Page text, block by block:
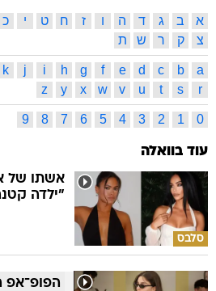
א ב ג ד ה ו ז ח ט י כ
צ
ק ר ש ת
a
b
c
d
e
f
g
h
i
j
k
r
s
t
u
v
w
x
y
z
0
1
2
3
4
5
6
7
8
9
עוד בוואלה
סלבס
אשתו של
"ילדה
הפופ־אפ